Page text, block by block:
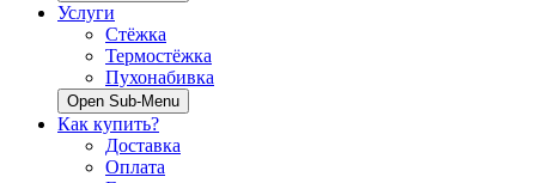
Услуги
Стёжка
Термостёжка
Пухонабивка
Open Sub-Menu
Как купить?
Доставка
Оплата